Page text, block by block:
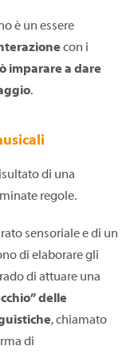
è un essere
con i
imparare a dare
.
di una
regole.
sensoriale e di un
di elaborare gli
di attuare una
delle
, chiamato
di